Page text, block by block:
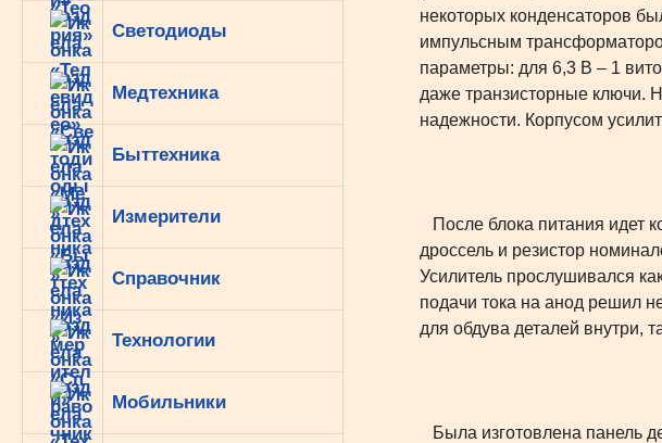
некоторых конденсаторов
импульсным
параметры: для 6,3 В – 1
даже транзисторные ключи.
надежности. Корпусом
После блока питания идет
дроссель и резистор
Усилитель прослушивался
подачи тока на анод решил
для обдува деталей внутри,
Была изготовлена панель
Светодиоды
Медтехника
Быттехника
Измерители
Справочник
Технологии
Мобильники